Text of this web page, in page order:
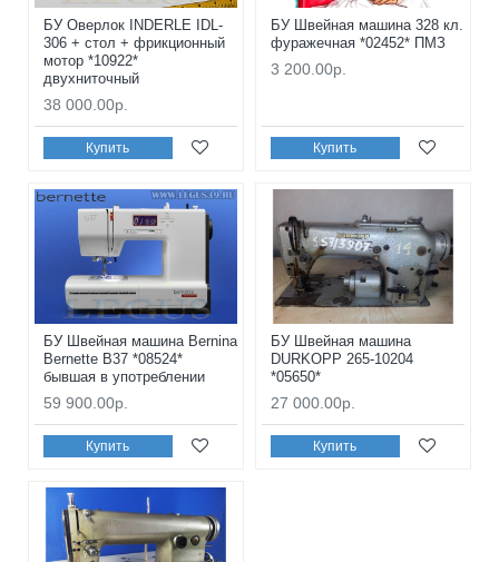
БУ Оверлок INDERLE IDL-
306 + стол + фрикционный
мотор *10922*
двухниточный
38 000.00р.
Купить
БУ Швейная машина 328 кл.
фуражечная *02452* ПМЗ
3 200.00р.
Купить
БУ Швейная машина Bernina
Bernette B37 *08524*
бывшая в употреблении
59 900.00р.
Купить
БУ Швейная машина
DURKOPP 265-10204
*05650*
27 000.00р.
Купить